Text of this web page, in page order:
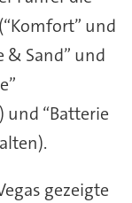
und
& Sand” und
und “Batterie
gezeigte